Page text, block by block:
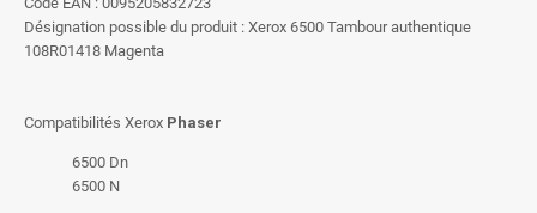
Désignation possible du produit : Xerox 6500 Tambour authentique
108R01418 Magenta
Compatibilités Xerox Phaser
6500 Dn
6500 N